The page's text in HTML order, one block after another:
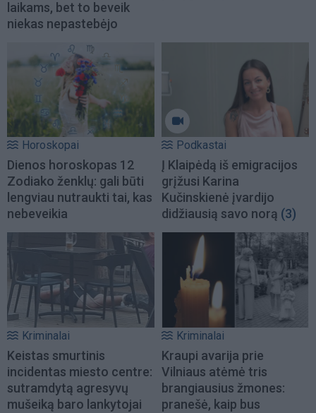
laikams, bet to beveik
niekas nepastebėjo
Horoskopai
Dienos horoskopas 12
Zodiako ženklų: gali būti
lengviau nutraukti tai, kas
nebeveikia
Podkastai
Į Klaipėdą iš emigracijos
grįžusi Karina
Kučinskienė įvardijo
didžiausią savo norą (3)
Kriminalai
Keistas smurtinis
incidentas miesto centre:
sutramdytą agresyvų
mušeiką baro lankytojai
Kriminalai
Kraupi avarija prie
Vilniaus atėmė tris
brangiausius žmones:
pranešė, kaip bus